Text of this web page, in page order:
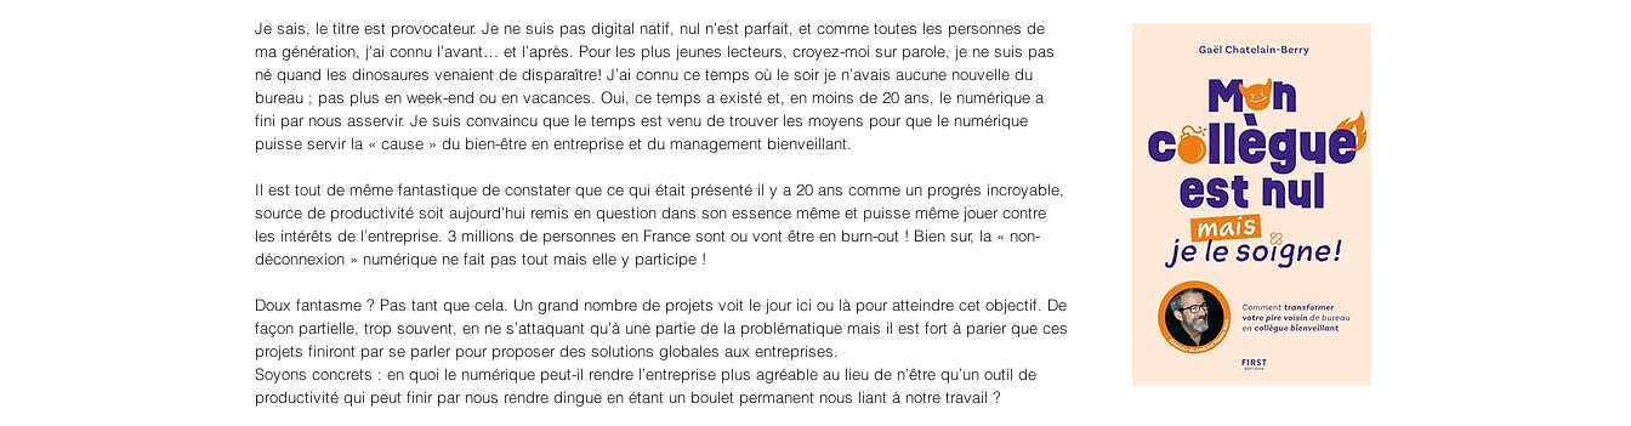
Je sais, le titre est provocateur. Je ne suis pas digital natif, nul n’est parfait, et comme toutes les personnes de
ma génération, j’ai connu l’avant… et l’après. Pour les plus jeunes lecteurs, croyez-moi sur parole, je ne suis pas
né quand les dinosaures venaient de disparaître! J’ai connu ce temps où le soir je n’avais aucune nouvelle du
bureau ; pas plus en week-end ou en vacances. Oui, ce temps a existé et, en moins de 20 ans, le numérique a
fini par nous asservir. Je suis convaincu que le temps est venu de trouver les moyens pour que le numérique
puisse servir la « cause » du bien-être en entreprise et du management bienveillant.
Il est tout de même fantastique de constater que ce qui était présenté il y a 20 ans comme un progrès incroyable,
source de productivité soit aujourd’hui remis en question dans son essence même et puisse même jouer contre
les intérêts de l’entreprise. 3 millions de personnes en France sont ou vont être en burn-out ! Bien sur, la « non-
déconnexion » numérique ne fait pas tout mais elle y participe !
Doux fantasme ? Pas tant que cela. Un grand nombre de projets voit le jour ici ou là pour atteindre cet objectif. De
façon partielle, trop souvent, en ne s’attaquant qu’à une partie de la problématique mais il est fort à parier que ces
projets finiront par se parler pour proposer des solutions globales aux entreprises.
Soyons concrets : en quoi le numérique peut-il rendre l’entreprise plus agréable au lieu de n’être qu’un outil de
productivité qui peut finir par nous rendre dingue en étant un boulet permanent nous liant à notre travail ?